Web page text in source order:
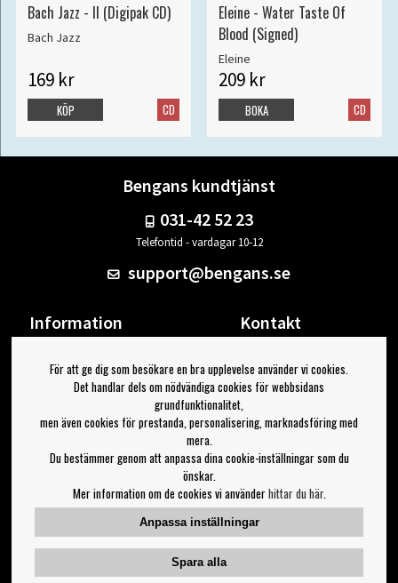
Bach Jazz - II (Digipak CD)
Bach Jazz
169 kr
CD
KÖP
Eleine - Water Taste Of
Blood (Signed)
Eleine
209 kr
CD
BOKA
Bengans kundtjänst
031-42 52 23
Telefontid - vardagar 10-12
support@bengans.se
Information
Om Bengans
FAQ / Köp- & Leveransvillkor
Kontakt
Din sida
Logga ut
Jag vill ha tips från Bengans
Inställningar för nyhetsbrev
För att ge dig som besökare en bra upplevelse använder vi cookies.
Det handlar dels om nödvändiga cookies för webbsidans
grundfunktionalitet,
men även cookies för prestanda, personalisering, marknadsföring med
mera.
Du bestämmer genom att anpassa dina cookie-inställningar som du
önskar.
Mer information om de cookies vi använderhittar du här.
Anpassa inställningar
Spara alla